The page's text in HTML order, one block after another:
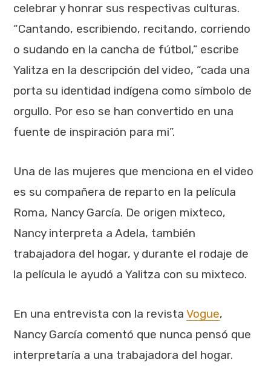
celebrar y honrar sus respectivas culturas.
“Cantando, escribiendo, recitando, corriendo
o sudando en la cancha de fútbol,” escribe
Yalitza en la descripción del video, “cada una
porta su identidad indígena como símbolo de
orgullo. Por eso se han convertido en una
fuente de inspiración para mi”.
Una de las mujeres que menciona en el video
es su compañera de reparto en la película
Roma, Nancy García. De origen mixteco,
Nancy interpreta a Adela, también
trabajadora del hogar, y durante el rodaje de
la película le ayudó a Yalitza con su mixteco.
En una entrevista con la revista Vogue,
Nancy García comentó que nunca pensó que
interpretaría a una trabajadora del hogar.